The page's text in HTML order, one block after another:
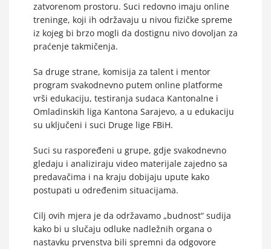
zatvorenom prostoru. Suci redovno imaju online
treninge, koji ih održavaju u nivou fizičke spreme
iz kojeg bi brzo mogli da dostignu nivo dovoljan za
praćenje takmičenja.
Sa druge strane, komisija za talent i mentor
program svakodnevno putem online platforme
vrši edukaciju, testiranja sudaca Kantonalne i
Omladinskih liga Kantona Sarajevo, a u edukaciju
su uključeni i suci Druge lige FBiH.
Suci su raspoređeni u grupe, gdje svakodnevno
gledaju i analiziraju video materijale zajedno sa
predavačima i na kraju dobijaju upute kako
postupati u određenim situacijama.
Cilj ovih mjera je da održavamo „budnost“ sudija
kako bi u slučaju odluke nadležnih organa o
nastavku prvenstva bili spremni da odgovore